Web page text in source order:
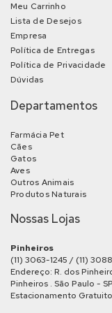
Meu Carrinho
Lista de Desejos
Empresa
Política de Entregas
Política de Privacidade
Dúvidas
Departamentos
Farmácia Pet
Cães
Gatos
Aves
Outros Animais
Produtos Naturais
Nossas Lojas
Pinheiros
(11) 3063-1245 / (11)
Endereço: R. dos
Pinheiros . São Paulo -
Estacionamento